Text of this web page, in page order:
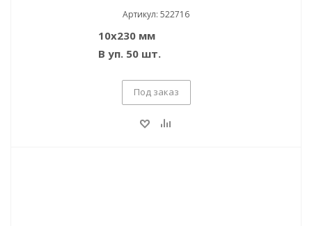
Артикул: 522716
10х230 мм
В уп. 50 шт.
Под заказ